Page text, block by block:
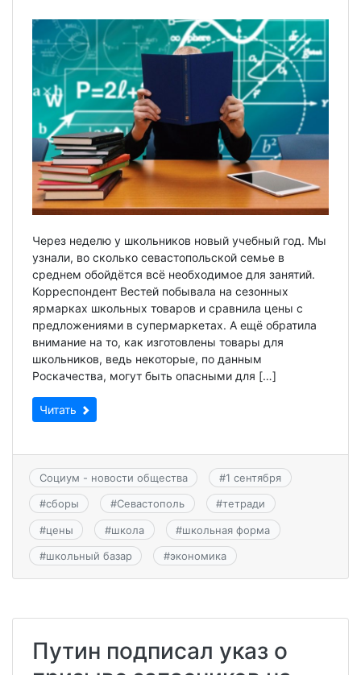
Через неделю у школьников новый учебный год. Мы
узнали, во сколько севастопольской семье в
среднем обойдётся всё необходимое для занятий.
Корреспондент Вестей побывала на сезонных
ярмарках школьных товаров и сравнила цены с
предложениями в супермаркетах. А ещё обратила
внимание на то, как изготовлены товары для
школьников, ведь некоторые, по данным
Роскачества, могут быть опасными для […]
Читать
Социум - новости общества #1 сентября
#сборы #Севастополь #тетради
#цены #школа #школьная форма
#школьный базар #экономика
Путин подписал указ о